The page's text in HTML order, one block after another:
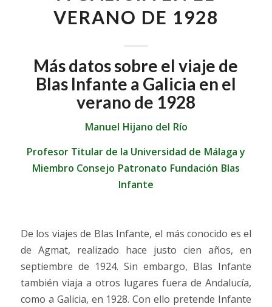
VERANO DE 1928
Más datos sobre el viaje de
Blas Infante a Galicia en el
verano de 1928
Manuel Hijano del Río
Profesor Titular de la Universidad de Málaga y
Miembro Consejo Patronato Fundación Blas
Infante
De los viajes de Blas Infante, el más conocido es el
de Agmat, realizado hace justo cien años, en
septiembre de 1924. Sin embargo, Blas Infante
también viaja a otros lugares fuera de Andalucía,
como a Galicia, en 1928. Con ello pretende Infante